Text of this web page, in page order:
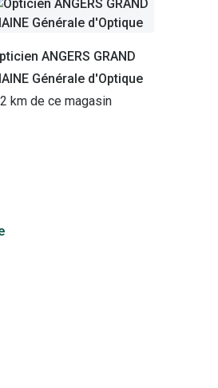
ANGERS GRAND
Générale d'Optique
km de ce magasin